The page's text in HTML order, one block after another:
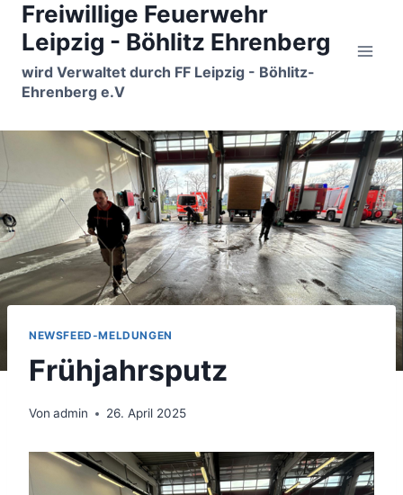
Zum
Inhalt
springen
Freiwillige Feuerwehr
Leipzig - Böhlitz Ehrenberg
wird Verwaltet durch FF Leipzig - Böhlitz-
Ehrenberg e.V
NEWSFEED-MELDUNGEN
Frühjahrsputz
Von admin 26. April 2025